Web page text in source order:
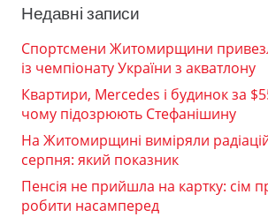
Недавні записи
Спортсмени Житомирщини
із чемпіонату України з акватлону
Квартири, Mercedes і будинок за
чому підозрюють Стефанішину
На Житомирщині виміряли
серпня: який показник
Пенсія не прийшла на картку: сім
робити насамперед